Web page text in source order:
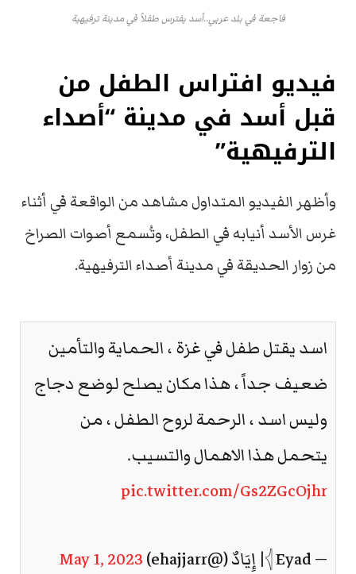
فاجعة في بلد عربي..أسد يفترس طفلاً في مدينة ترفيهية
فيديو افتراس الطفل من
قبل أسد في مدينة “أصداء
الترفيهية”
وأظهر الفيديو المتداول مشاهد من الواقعة في أثناء
غرس الأسد أنيابه في الطفل، وتُسمع أصوات الصراخ
من زوار الحديقة في مدينة أصداء الترفيهية.
اسد يقتل طفل في غزة ، الحماية والتأمين
ضعيف جداً ، هذا مكان يصلح لوضع دجاج
وليس اسد ، الرحمة لروح الطفل ، من
يتحمل هذا الاهمال والتسيب.
pic.twitter.com/Gs2ZGcOjhr
— 𓂆 Eyad| إِيَادٌ (@ehajjarr) May 1, 2023